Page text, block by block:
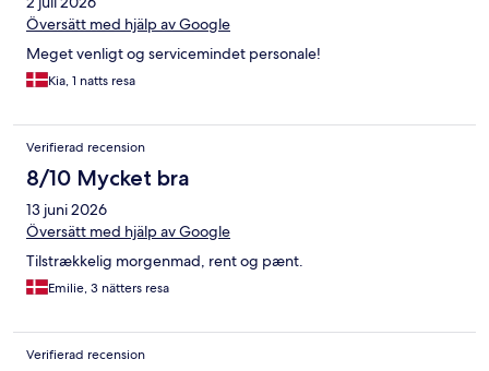
Översätt med hjälp av Google
Meget venligt og servicemindet personale!
Kia, 1 natts resa
Verifierad recension
8/10 Mycket bra
13 juni 2026
Översätt med hjälp av Google
Tilstrækkelig morgenmad, rent og pænt.
Emilie, 3 nätters resa
Verifierad recension